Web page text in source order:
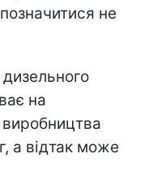
не
на
виробництва
а відтак може